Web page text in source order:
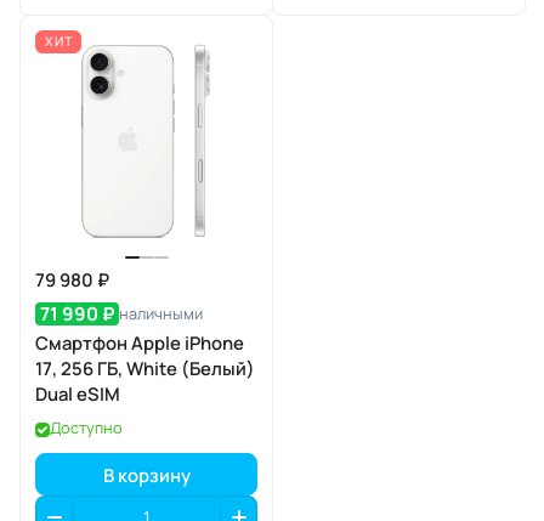
ХИТ
79 980 ₽
71 990 ₽ наличными
Смартфон Apple iPhone
17, 256 ГБ, White (Белый)
Dual eSIM
Доступно
В корзину